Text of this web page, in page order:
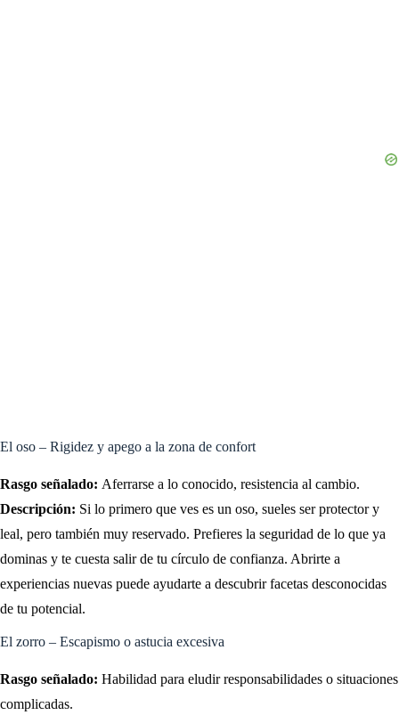
El oso – Rigidez y apego a la zona de confort
Rasgo señalado: Aferrarse a lo conocido, resistencia al cambio.
Descripción: Si lo primero que ves es un oso, sueles ser protector y
leal, pero también muy reservado. Prefieres la seguridad de lo que ya
dominas y te cuesta salir de tu círculo de confianza. Abrirte a
experiencias nuevas puede ayudarte a descubrir facetas desconocidas
de tu potencial.
El zorro – Escapismo o astucia excesiva
Rasgo señalado: Habilidad para eludir responsabilidades o situaciones
complicadas.